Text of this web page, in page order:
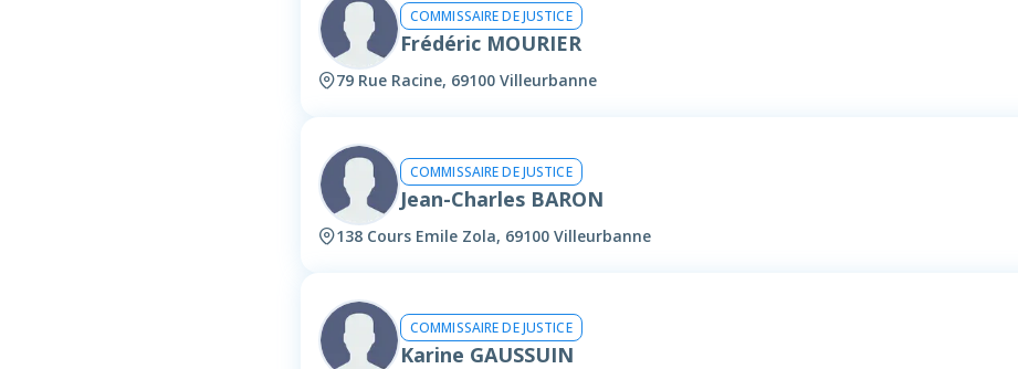
COMMISSAIRE DE JUSTICE
Frédéric MOURIER
79 Rue Racine, 69100 Villeurbanne
COMMISSAIRE DE JUSTICE
Jean-Charles BARON
138 Cours Emile Zola, 69100 Villeurbanne
COMMISSAIRE DE JUSTICE
Karine GAUSSUIN